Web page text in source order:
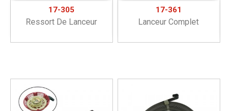
17-305
Ressort De Lanceur
17-361
Lanceur Complet